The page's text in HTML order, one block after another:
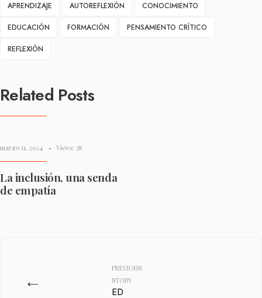
APRENDIZAJE AUTOREFLEXIÓN CONOCIMIENTO
EDUCACIÓN FORMACIÓN PENSAMIENTO CRÍTICO
REFLEXIÓN
Related Posts
marzo 11, 2024 • Views: 38
La inclusión, una senda
de empatía
←
PREVIOUS
STORY
ED